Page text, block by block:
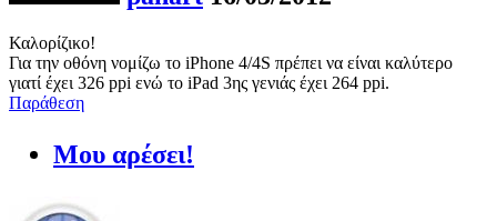
Καλορίζικο!
Για την οθόνη νομίζω το iPhone 4/4S πρέπει να είναι καλύτερο
γιατί έχει 326 ppi ενώ το iPad 3ης γενιάς έχει 264 ppi.
Παράθεση
Μου αρέσει!